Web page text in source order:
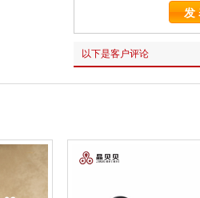
以下是客户评论